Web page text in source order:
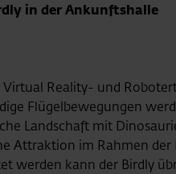
in der Ankunftshalle
Reality- und
Flügelbewegungen
Landschaft mit
Attraktion im Rahmen
werden kann der Birdly